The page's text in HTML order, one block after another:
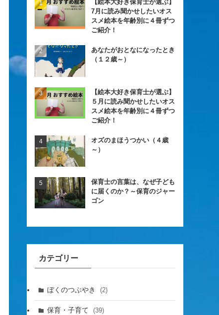
【絵本大好き保育士が選ぶ】
7月に読み聞かせしたいオス
スメ絵本を年齢別に４冊ずつ
ご紹介！
あなたがおとなになったとき
（１２歳～）
【絵本大好き保育士が選ぶ】
５月に読み聞かせしたいオス
スメ絵本を年齢別に４冊ずつ
ご紹介！
オズのまほうつかい（４歳
～）
保育士の言葉は、なぜ子ども
に届くのか？～保育のジャー
ゴン
カテゴリー
ぼくのつぶやき (2)
保育・子育て (39)